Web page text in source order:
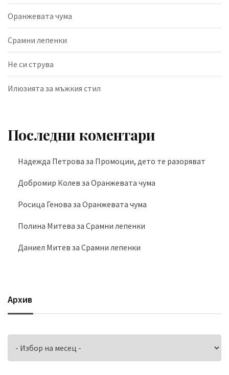
Оранжевата чума
Срамни лепенки
Не си струва
Илюзията за мъжкия стил
Последни коментари
Надежда Петрова за Промоции, дето те разоряват
Добромир Колев за Оранжевата чума
Росица Генова за Оранжевата чума
Полина Митева за Срамни лепенки
Даниел Митев за Срамни лепенки
Архив
Архив